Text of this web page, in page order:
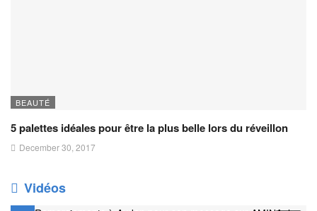
BEAUTÉ
5 palettes idéales pour être la plus belle lors du réveillon
December 30, 2017
Vidéos